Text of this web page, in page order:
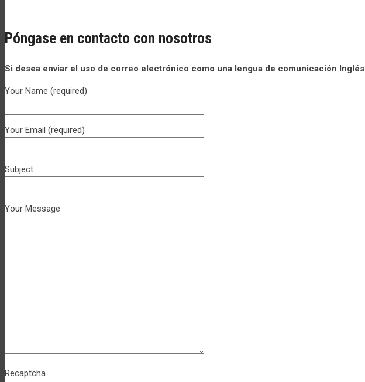
Póngase en contacto con nosotros
Si desea enviar el uso de correo electrónico como una lengua de comunicación Inglés
Your Name (required)
Your Email (required)
Subject
Your Message
Recaptcha